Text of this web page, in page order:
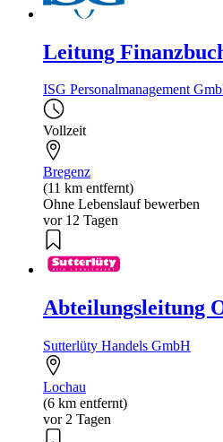
Leitung
ISG Personalmanagement
Vollzeit
Bregenz
(11 km entfernt)
Ohne Lebenslauf bewerben
vor 12 Tagen
Abteilungsleitung
Sutterlüty Handels GmbH
Lochau
(6 km entfernt)
vor 2 Tagen